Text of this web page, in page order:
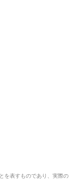
を表すものであり、実際の